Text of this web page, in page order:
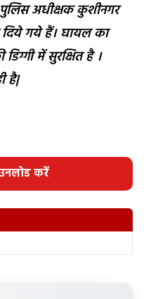
अधीक्षक कुशीनगर
दिये गये हैं। घायल का
में सुरक्षित है ।
है|
करें